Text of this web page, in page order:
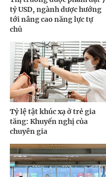
tỷ USD, ngành dược hướng
tới nâng cao năng lực tự
chủ
Tỷ lệ tật khúc xạ ở trẻ gia
tăng: Khuyến nghị của
chuyên gia